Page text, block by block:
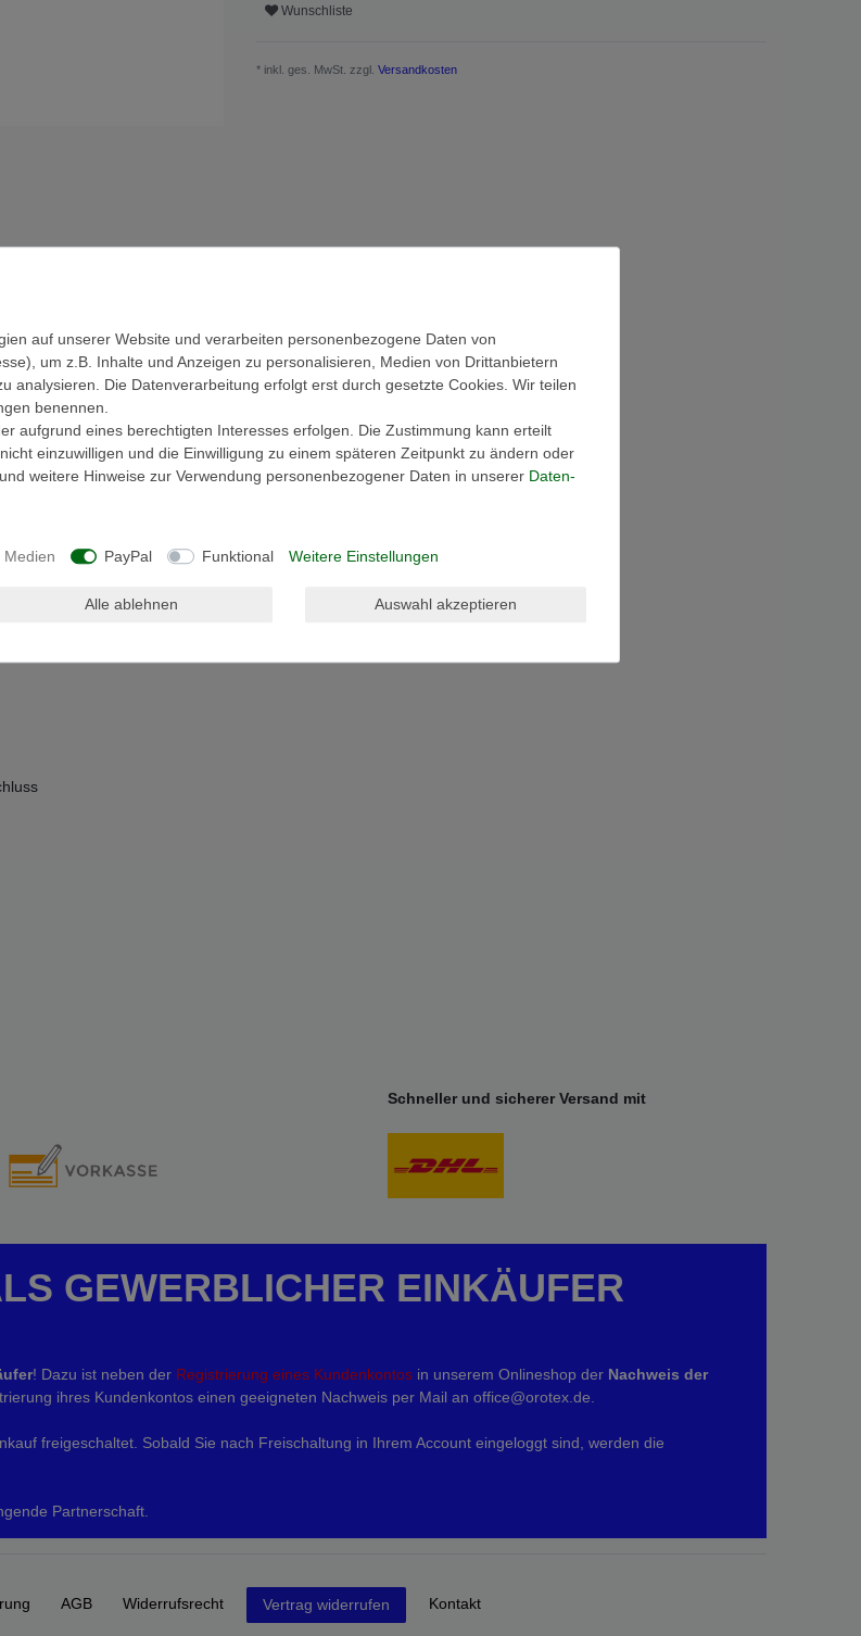
Wunschliste
* inkl. ges. MwSt. zzgl. Versandkosten
trocknen kann man sie nur
durch höchste
°C Weißwäsche bis 95 °C).
die sich beim waschen
erster Stelle.
hautsympathisch
verhindert ein
Schneller und sicherer Versand mit
GEWERBLICHER EINKÄUFER
! Dazu ist neben der Registrierung eines Kundenkontos in unserem Onlineshop der Nachweis der
ihres Kundenkontos einen geeigneten Nachweis per Mail an office@orotex.de.
freigeschaltet. Sobald Sie nach Freischaltung in Ihrem Account eingeloggt sind, werden die
Partnerschaft.
AGB Widerrufs­recht Vertrag widerrufen Kontakt
auf unserer Website und verarbeiten personenbezogene Daten von
um z.B. Inhalte und Anzeigen zu personalisieren, Medien von Drittanbietern
analysieren. Die Datenverarbeitung erfolgt erst durch gesetzte Cookies. Wir teilen
benennen.
aufgrund eines berechtigten Interesses erfolgen. Die Zustimmung kann erteilt
einzuwilligen und die Einwilligung zu einem späteren Zeitpunkt zu ändern oder
und weitere Hinweise zur Verwendung personenbezogener Daten in unserer Daten­
Medien PayPal Funktional Weitere Einstellungen
Alle ablehnen Auswahl akzeptieren